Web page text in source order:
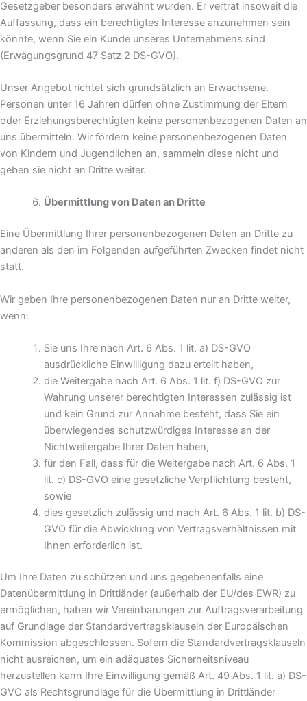
Gesetzgeber besonders erwähnt wurden. Er vertrat insoweit die
Auffassung, dass ein berechtigtes Interesse anzunehmen sein
könnte, wenn Sie ein Kunde unseres Unternehmens sind
(Erwägungsgrund 47 Satz 2 DS-GVO).
Unser Angebot richtet sich grundsätzlich an Erwachsene.
Personen unter 16 Jahren dürfen ohne Zustimmung der Eltern
oder Erziehungsberechtigten keine personenbezogenen Daten an
uns übermitteln. Wir fordern keine personenbezogenen Daten
von Kindern und Jugendlichen an, sammeln diese nicht und
geben sie nicht an Dritte weiter.
Übermittlung von Daten an Dritte
Eine Übermittlung Ihrer personenbezogenen Daten an Dritte zu
anderen als den im Folgenden aufgeführten Zwecken findet nicht
statt.
Wir geben Ihre personenbezogenen Daten nur an Dritte weiter,
wenn:
Sie uns Ihre nach Art. 6 Abs. 1 lit. a) DS-GVO
ausdrückliche Einwilligung dazu erteilt haben,
die Weitergabe nach Art. 6 Abs. 1 lit. f) DS-GVO zur
Wahrung unserer berechtigten Interessen zulässig ist
und kein Grund zur Annahme besteht, dass Sie ein
überwiegendes schutzwürdiges Interesse an der
Nichtweitergabe Ihrer Daten haben,
für den Fall, dass für die Weitergabe nach Art. 6 Abs. 1
lit. c) DS-GVO eine gesetzliche Verpflichtung besteht,
sowie
dies gesetzlich zulässig und nach Art. 6 Abs. 1 lit. b) DS-
GVO für die Abwicklung von Vertragsverhältnissen mit
Ihnen erforderlich ist.
Um Ihre Daten zu schützen und uns gegebenenfalls eine
Datenübermittlung in Drittländer (außerhalb der EU/des EWR) zu
ermöglichen, haben wir Vereinbarungen zur Auftragsverarbeitung
auf Grundlage der Standardvertragsklauseln der Europäischen
Kommission abgeschlossen. Sofern die Standardvertragsklauseln
nicht ausreichen, um ein adäquates Sicherheitsniveau
herzustellen kann Ihre Einwilligung gemäß Art. 49 Abs. 1 lit. a) DS-
GVO als Rechtsgrundlage für die Übermittlung in Drittländer